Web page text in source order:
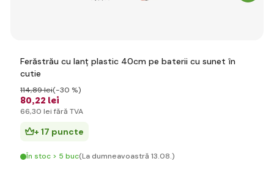
Ferăstrău cu lanț plastic 40cm pe baterii cu sunet în
cutie
80,22 lei
114,89 lei(-30 %)
66,30 lei fără TVA
+ 17 puncte
În stoc > 5 buc(La dumneavoastră 13.08.)